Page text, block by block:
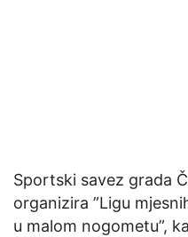
Sportski savez grada
organizira ”Ligu
u malom nogometu”,